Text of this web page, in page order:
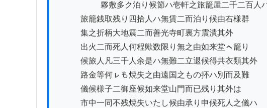
旅籠銭取残り四拾人ハ無賃二而泊り候由右様群
集之折柄大地震二而善光寺町裏方震潰其外
出火二而死人何程歟数限り無之由如来堂ㇸ籠り
候旅人凡三千人余是ハ無難二立退候得共衣類其外
路金等何ㇾも焼失之由遠国之もの抔ハ別而及難
儀候様子二御座候如来堂山門而已残り其外は
市中一同不残焼失いたし候由承り申候死人之儀ハ